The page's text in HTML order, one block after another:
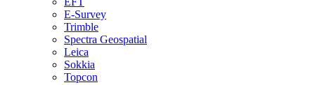
E-Survey
Trimble
Spectra Geospatial
Leica
Sokkia
Topcon